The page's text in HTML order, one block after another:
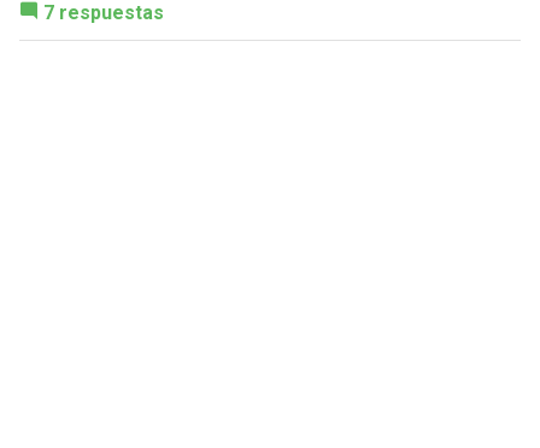
7 respuestas